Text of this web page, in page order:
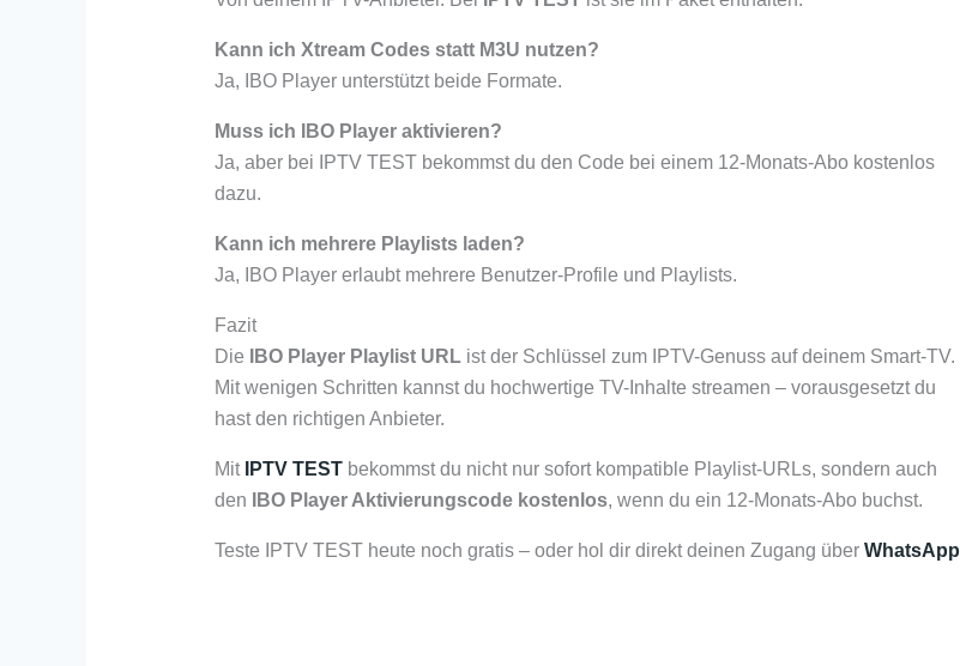
Kann ich Xtream Codes statt M3U nutzen?
Ja, IBO Player unterstützt beide Formate.
Muss ich IBO Player aktivieren?
Ja, aber bei IPTV TEST bekommst du den Code bei einem 12-Monats-Abo kostenlos
dazu.
Kann ich mehrere Playlists laden?
Ja, IBO Player erlaubt mehrere Benutzer-Profile und Playlists.
Fazit
Die
IBO Player Playlist URList der Schlüssel zum IPTV-Genuss auf deinem Smart-TV.
Mit wenigen Schritten kannst du hochwertige TV-Inhalte streamen – vorausgesetzt du
hast den richtigen Anbieter.
Mit IPTV TESTbekommst du nicht nur sofort kompatible Playlist-URLs, sondern auch
den
IBO Player Aktivierungscode kostenlos, wenn du ein 12-Monats-Abo buchst.
Teste IPTV TEST heute noch gratis – oder hol dir direkt deinen Zugang über WhatsApp